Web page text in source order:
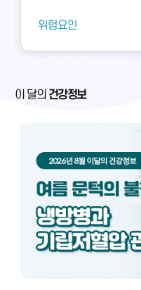
오염물질에 노출되면
가 부족하면 두통, 구
실내외 온도 차와 건
와 충분한 휴식을 통
위험요인
이 달의 건강정보